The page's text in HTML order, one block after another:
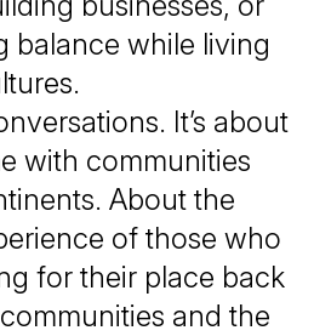
balance while living
It’s about
with communities
About the
of those who
for their place back
and the